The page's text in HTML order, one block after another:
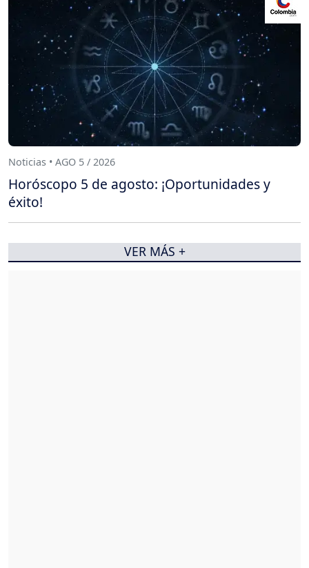
Noticias • AGO 5 / 2026
Horóscopo 5 de agosto: ¡Oportunidades y
éxito!
VER MÁS +